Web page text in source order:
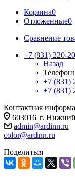
Корзина0
Отложенные0
Сравнение
+7 (831) 220-
Назад
+7 (831)
+7 (831)
Контактная
603016, г.
admin@ardinn.ru
color@ardinn.ru
Поделиться